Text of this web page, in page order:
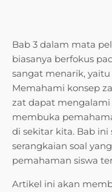
Bab 3 dalam mata
biasanya berfokus
sangat menarik, yaitu
Memahami konsep
zat dapat
membuka
di sekitar kita. Bab
serangkaian soal
pemahaman siswa
Artikel ini akan